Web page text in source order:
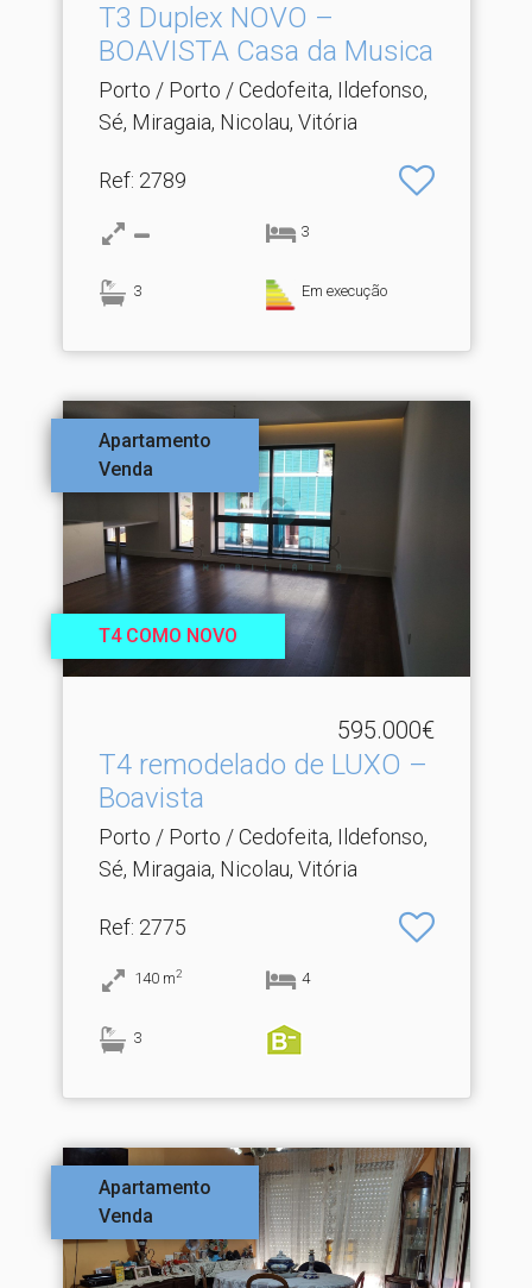
T3 Duplex NOVO –
BOAVISTA Casa da Musica
Porto / Porto / Cedofeita, Ildefonso,
Sé, Miragaia, Nicolau, Vitória
Ref: 2789
3
3 Em execução
Apartamento
Venda
T4 COMO NOVO
595.000€
T4 remodelado de LUXO –
Boavista
Porto / Porto / Cedofeita, Ildefonso,
Sé, Miragaia, Nicolau, Vitória
Ref: 2775
140 m2 4
3
Apartamento
Venda